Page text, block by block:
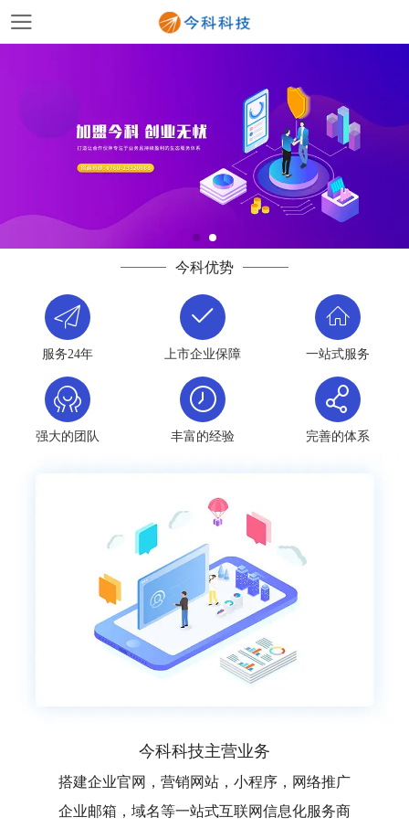
今科优势
服务24年 上市企业保障 一站式服务
强大的团队 丰富的经验 完善的体系
今科科技主营业务
搭建企业官网，营销网站，小程序，网络推广
企业邮箱，域名等一站式互联网信息化服务商